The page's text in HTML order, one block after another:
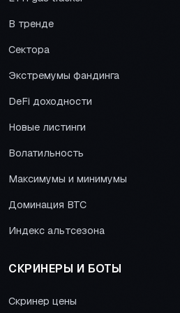
В тренде
Сектора
Экстремумы фандинга
DeFi доходности
Новые листинги
Волатильность
Максимумы и минимумы
Доминация BTC
Индекс альтсезона
СКРИНЕРЫ И БОТЫ
Скринер цены